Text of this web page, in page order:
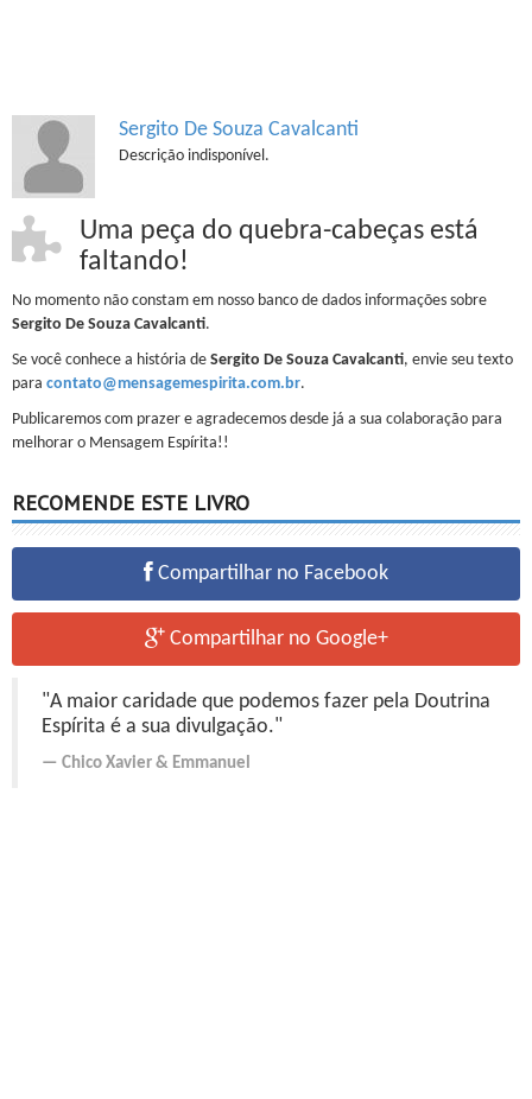
Sergito De Souza Cavalcanti
Descrição indisponível.
Uma peça do quebra-cabeças está
faltando!
No momento não constam em nosso banco de dados informações sobre
Sergito De Souza Cavalcanti.
Se você conhece a história de Sergito De Souza Cavalcanti, envie seu texto
para contato@mensagemespirita.com.br.
Publicaremos com prazer e agradecemos desde já a sua colaboração para
melhorar o Mensagem Espírita!!
RECOMENDE ESTE LIVRO
Compartilhar no Facebook
Compartilhar no Google+
"A maior caridade que podemos fazer pela Doutrina
Espírita é a sua divulgação."
Chico Xavier & Emmanuel